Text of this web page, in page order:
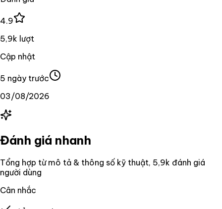
4.9
5,9k lượt
Cập nhật
5 ngày trước
03/08/2026
Đánh giá nhanh
Tổng hợp từ mô tả & thông số kỹ thuật, 5,9k đánh giá
người dùng
Cân nhắc